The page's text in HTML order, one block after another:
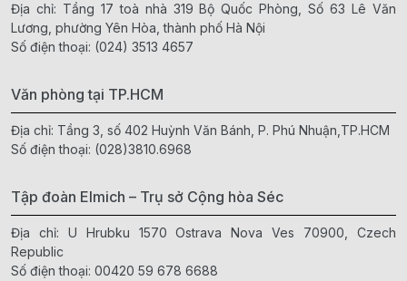
Địa chỉ: Tầng 17 toà nhà 319 Bộ Quốc Phòng, Số 63 Lê Văn
Lương, phường Yên Hòa, thành phố Hà Nội
Số điện thoại: (024) 3513 4657
Văn phòng tại TP.HCM
Địa chỉ: Tầng 3, số 402 Huỳnh Văn Bánh, P. Phú Nhuận,TP.HCM
Số điện thoại: (028)3810.6968
Tập đoàn Elmich – Trụ sở Cộng hòa Séc
Địa chỉ: U Hrubku 1570 Ostrava Nova Ves 70900, Czech
Republic
Số điện thoại: 00420 59 678 6688